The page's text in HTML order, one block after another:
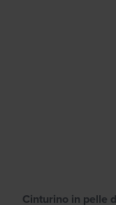
Cinturino in pelle